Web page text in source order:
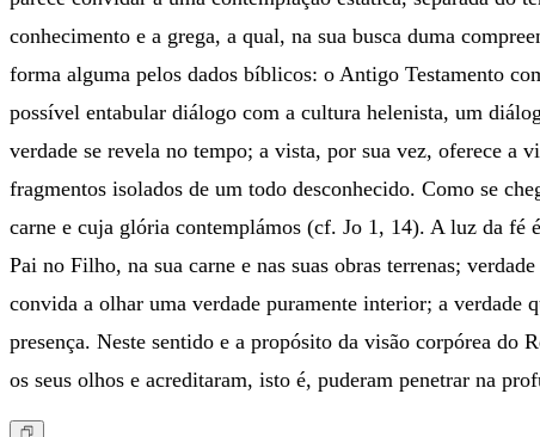
conhecimento e a grega, a qual, na sua busca duma
forma alguma pelos dados bíblicos: o Antigo Testamento
possível entabular diálogo com a cultura helenista, um
verdade se revela no tempo; a vista, por sua vez, oferece a
fragmentos isolados de um todo desconhecido. Como se
carne e cuja glória contemplámos (cf. Jo 1, 14). A luz da fé
Pai no Filho, na sua carne e nas suas obras terrenas;
convida a olhar uma verdade puramente interior; a verdade
presença. Neste sentido e a propósito da visão corpórea do
os seus olhos e acreditaram, isto é, puderam penetrar na